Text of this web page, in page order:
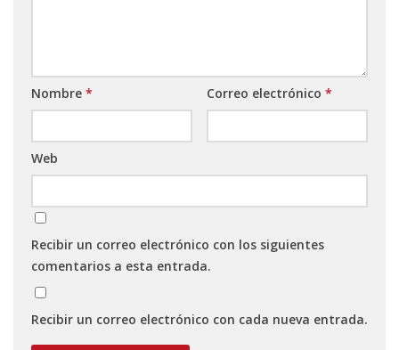
Nombre * Correo electrónico *
Web
Recibir un correo electrónico con los siguientes
comentarios a esta entrada.
Recibir un correo electrónico con cada nueva entrada.